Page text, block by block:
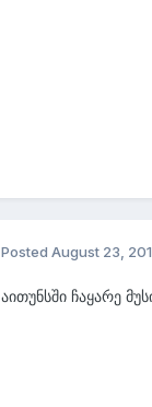
Posted August 23,
აითუნსში ჩაყარე